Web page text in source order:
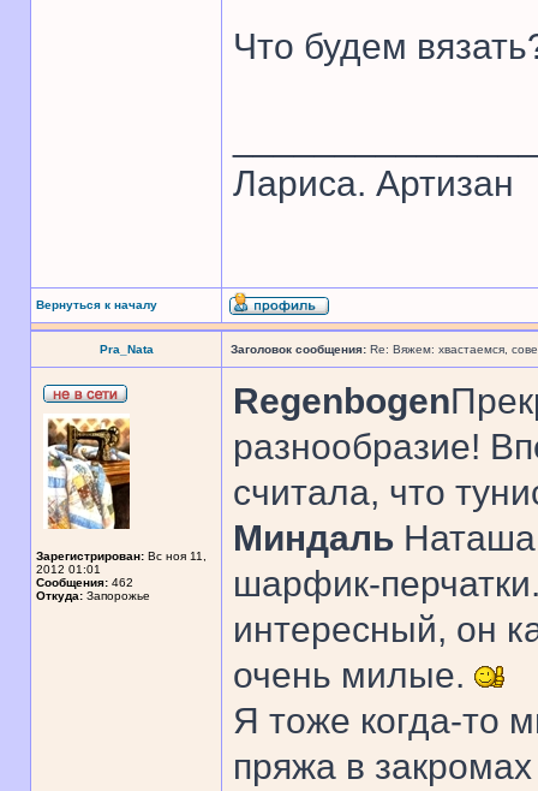
Что будем
Лариса. Артизан
Вернуться к началу
Pra_Nata Заголовок сообщения: Re: Вяжем: хвастаемся,
Зарегистрирован: Вс ноя 11,
2012 01:01
Сообщения: 462
Откуда: Запорожье
Regenbogen
разнообразие!
считала, что
Миндаль
шарфик-
интересный, он
очень милые.
Я тоже когда-то
пряжа в